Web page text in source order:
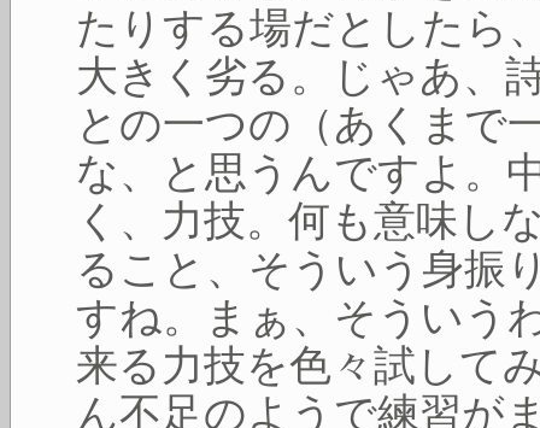
たりする場だとしたら
大きく劣る。じゃあ、
との一つの（あくまで
な、と思うんですよ。
く、力技。何も意味し
ること、そういう身振
すね。まぁ、そういう
来る力技を色々試して
ん不足のようで練習が